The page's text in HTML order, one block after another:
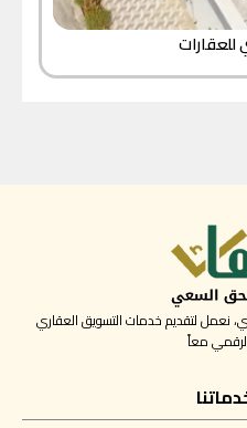
نعمل لتقديم خدمات التسويق العقاري
معاً